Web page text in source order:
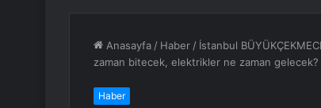
Anasayfa / Haber / İstanbul
zaman bitecek, elektrikler ne zaman gelecek?
Haber